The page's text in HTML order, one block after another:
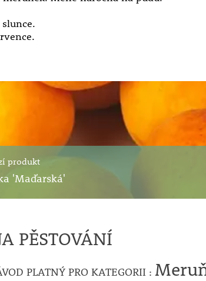
produkt
'Maďarská'
PĚSTOVÁNÍ
PLATNÝ PRO KATEGORII :